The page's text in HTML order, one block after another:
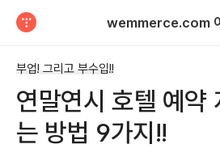
wemmerce.com
부업! 그리고 부수입!!
연말연시 호텔 예약
는 방법 9가지!!